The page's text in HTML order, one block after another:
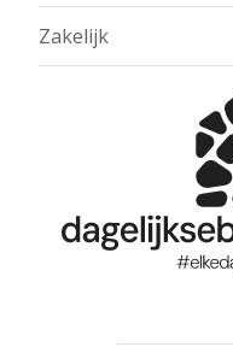
Zakelijk